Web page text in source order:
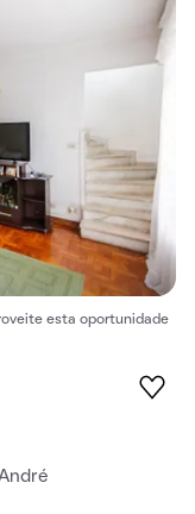
esta oportunidade